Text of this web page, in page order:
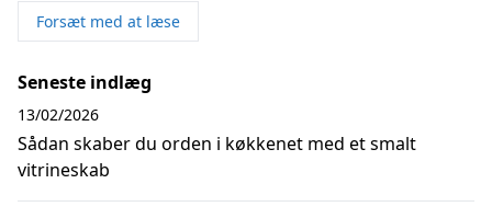
Forsæt med at læse
Seneste indlæg
Sådan skaber du orden i køkkenet med et smalt
vitrineskab
13/02/2026